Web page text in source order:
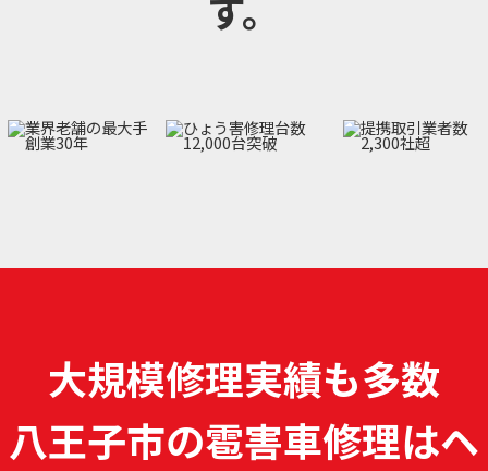
大規模修理実績も多数
八王子市の雹害車修理はヘ